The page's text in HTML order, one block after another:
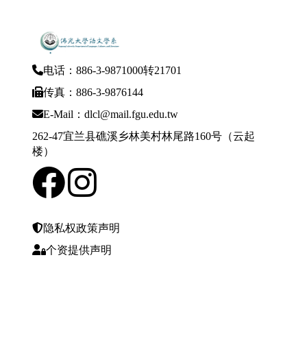
电话：886-3-9871000转21701
传真：886-3-9876144
E-Mail：dlcl@mail.fgu.edu.tw
262-47宜兰县礁溪乡林美村林尾路160号（云起
楼）
隐私权政策声明
个资提供声明